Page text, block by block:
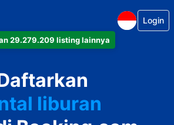
29.279.209 listing lainnya
Login
hotel
liburan